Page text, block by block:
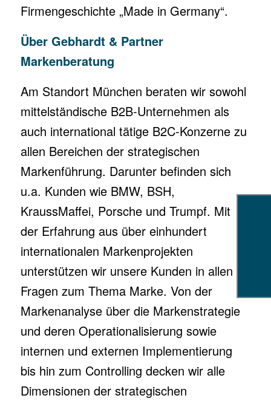
Firmengeschichte „Made in Germany“.
Über Gebhardt & Partner
Markenberatung
Am Standort München beraten wir sowohl
mittelständische B2B-Unternehmen als
auch international tätige B2C-Konzerne zu
allen Bereichen der strategischen
Markenführung. Darunter befinden sich
u.a. Kunden wie BMW, BSH,
KraussMaffei, Porsche und Trumpf. Mit
der Erfahrung aus über einhundert
internationalen Markenprojekten
unterstützen wir unsere Kunden in allen
Fragen zum Thema Marke. Von der
Markenanalyse über die Markenstrategie
und deren Operationalisierung sowie
internen und externen Implementierung
bis hin zum Controlling decken wir alle
Dimensionen der strategischen